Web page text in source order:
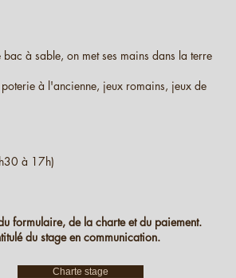
à sable, on met ses mains dans la terre
à l'ancienne, jeux romains, jeux de
à 17h)
formulaire, de la charte et du paiement.
du stage en communication.
Charte stage